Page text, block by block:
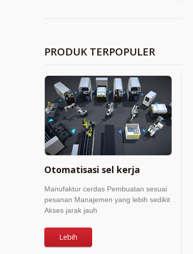
PRODUK TERPOPULER
Otomatisasi sel kerja
Manufaktur cerdas Pembuatan sesuai
pesanan Manajemen yang lebih sedikit
Akses jarak jauh
Lebih